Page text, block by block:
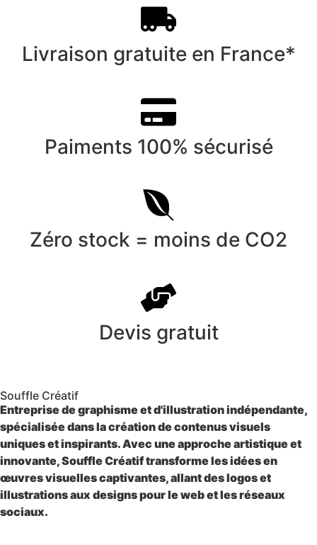
Livraison gratuite en France*
Paiments 100% sécurisé
Zéro stock = moins de CO2
Devis gratuit
Souffle Créatif
Entreprise de graphisme et d'illustration indépendante,
spécialisée dans la création de contenus visuels
uniques et inspirants. Avec une approche artistique et
innovante, Souffle Créatif transforme les idées en
œuvres visuelles captivantes, allant des logos et
illustrations aux designs pour le web et les réseaux
sociaux.